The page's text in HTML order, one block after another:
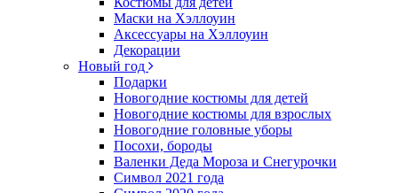
Маски на Хэллоуин
Аксессуары на Хэллоуин
Декорации
Новый год
Подарки
Новогодние костюмы для детей
Новогодние костюмы для взрослых
Новогодние головные уборы
Посохи, бороды
Валенки Деда Мороза и Снегурочки
Символ 2021 года